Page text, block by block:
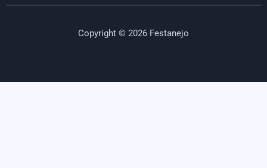
Copyright © 2026 Festanejo